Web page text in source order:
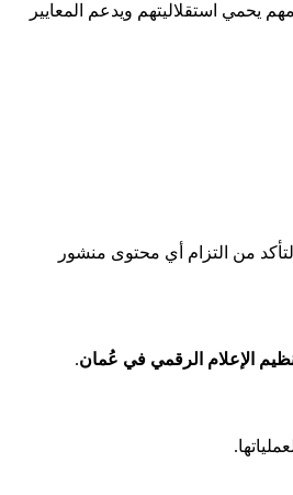
يحمي استقلاليتهم ويدعم المعايير
من التزام أي محتوى منشور
الإعلام الرقمي في عُمان.